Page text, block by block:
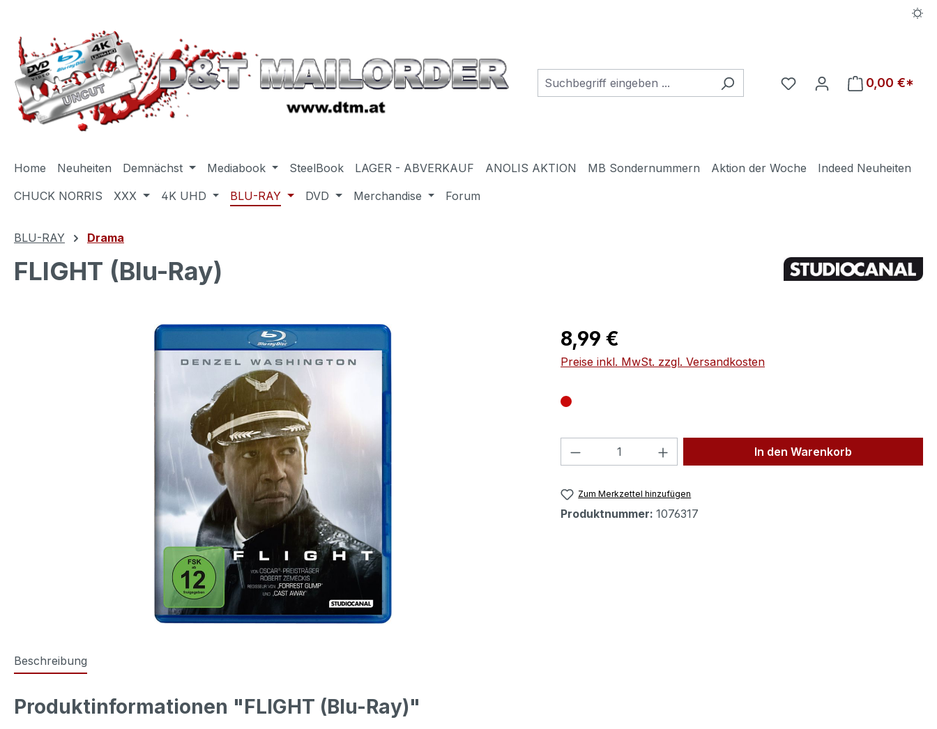
Du hast 0 Produkte auf
0,00 €*
Home Neuheiten Demnächst Mediabook SteelBook LAGER - ABVERKAUF ANOLIS AKTION MB Sondernummern Aktion der Woche
Indeed Neuheiten
CHUCK NORRIS
XXX 4K UHD BLU-RAY DVD Merchandise Forum
BLU-RAY Drama
FLIGHT (Blu-Ray)
Regulärer Preis:
8,99 €
Preise inkl. MwSt. zzgl. Versandkosten
Produkt Anzahl: Gib den gewünschten Wert
In den Warenkorb
Zum Merkzettel hinzufügen
Produktnummer: 1076317
Beschreibung
Produktinformationen "FLIGHT (Blu-Ray)"